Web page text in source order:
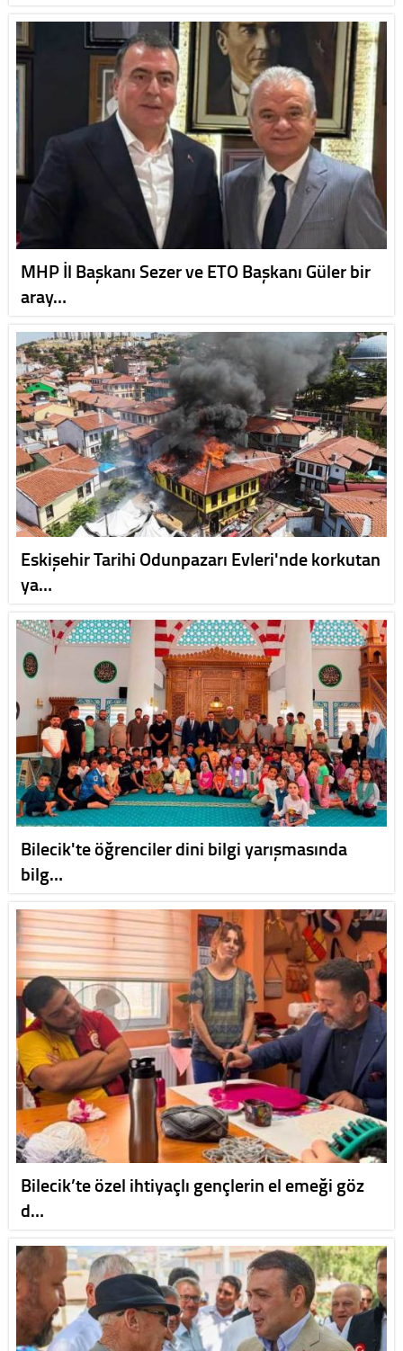
MHP İl Başkanı Sezer ve ETO Başkanı Güler bir
aray…
Eskişehir Tarihi Odunpazarı Evleri'nde korkutan
ya…
Bilecik'te öğrenciler dini bilgi yarışmasında
bilg…
Bilecik’te özel ihtiyaçlı gençlerin el emeği göz
d…